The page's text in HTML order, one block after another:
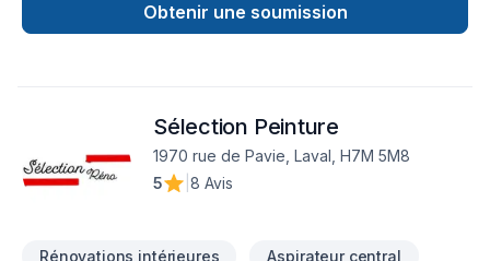
Obtenir une soumission
Sélection Peinture
1970 rue de Pavie, Laval, H7M 5M8
5
8 Avis
Rénovations intérieures Aspirateur central